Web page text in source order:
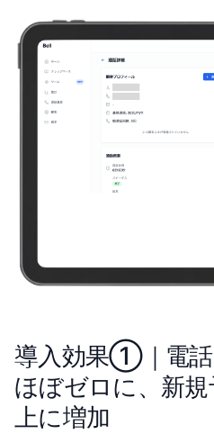
導入効果①｜電
ほぼゼロに、新
上に増加